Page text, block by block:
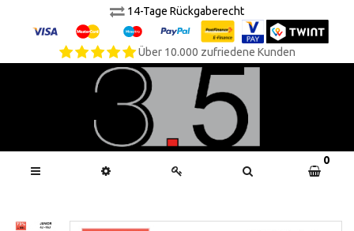
14-Tage Rückgaberecht
Über 10.000 zufriedene Kunden
0